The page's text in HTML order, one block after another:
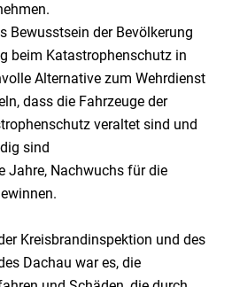
Bewusstsein der Bevölkerung
beim Katastrophenschutz in
Alternative zum Wehrdienst
dass die Fahrzeuge der
veraltet sind und
sind
Jahre, Nachwuchs für die
Kreisbrandinspektion und des
Dachau war es, die